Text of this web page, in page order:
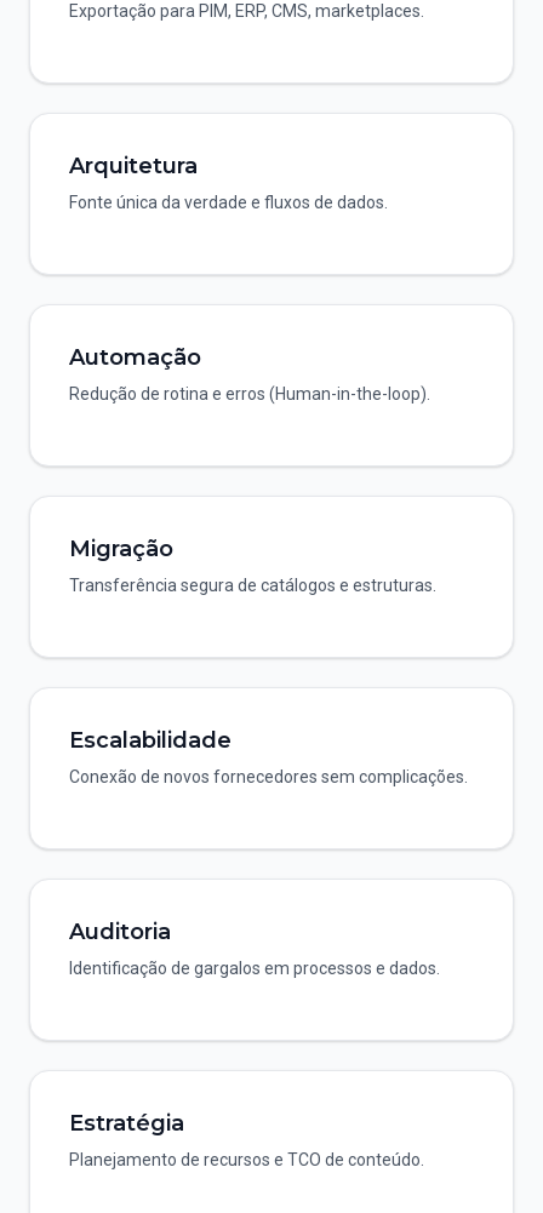
Exportação para PIM, ERP, CMS, marketplaces.
Arquitetura
Fonte única da verdade e fluxos de dados.
Automação
Redução de rotina e erros (Human-in-the-loop).
Migração
Transferência segura de catálogos e estruturas.
Escalabilidade
Conexão de novos fornecedores sem complicações.
Auditoria
Identificação de gargalos em processos e dados.
Estratégia
Planejamento de recursos e TCO de conteúdo.